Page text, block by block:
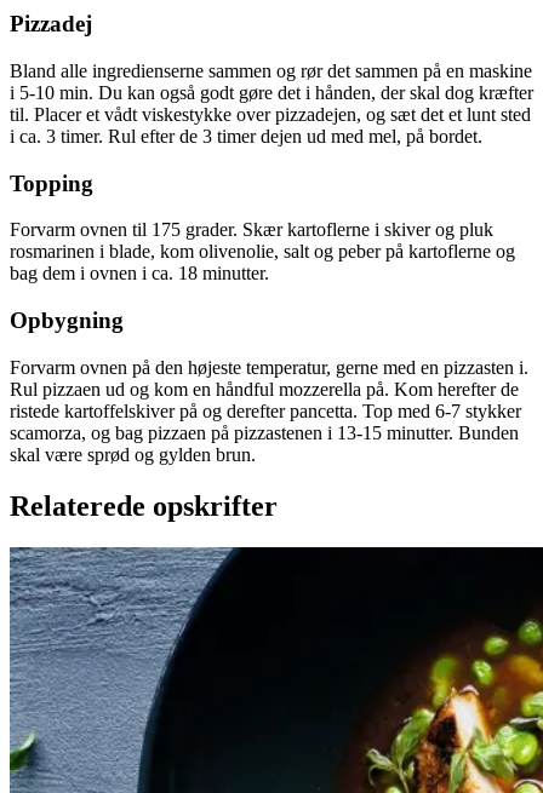
Pizzadej
Bland alle ingredienserne sammen og rør det sammen på en maskine
i 5-10 min. Du kan også godt gøre det i hånden, der skal dog kræfter
til. Placer et vådt viskestykke over pizzadejen, og sæt det et lunt sted
i ca. 3 timer. Rul efter de 3 timer dejen ud med mel, på bordet.
Topping
Forvarm ovnen til 175 grader. Skær kartoflerne i skiver og pluk
rosmarinen i blade, kom olivenolie, salt og peber på kartoflerne og
bag dem i ovnen i ca. 18 minutter.
Opbygning
Forvarm ovnen på den højeste temperatur, gerne med en pizzasten i.
Rul pizzaen ud og kom en håndful mozzerella på. Kom herefter de
ristede kartoffelskiver på og derefter pancetta. Top med 6-7 stykker
scamorza, og bag pizzaen på pizzastenen i 13-15 minutter. Bunden
skal være sprød og gylden brun.
Relaterede opskrifter